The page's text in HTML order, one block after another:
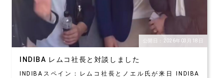
公開日：2026年03月18日
INDIBA レムコ社長と対談しました
INDIBAスペイン：レムコ社長とノエル氏が来日 INDIBA